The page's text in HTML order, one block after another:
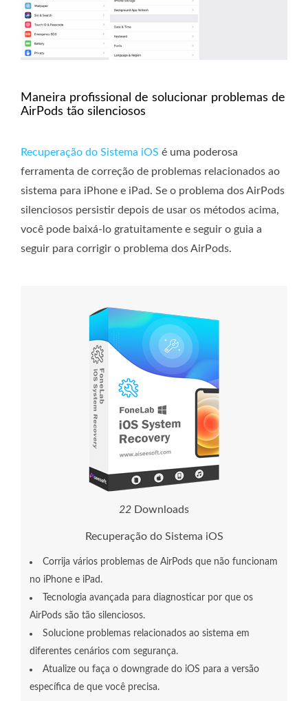
Maneira profissional de solucionar problemas de
AirPods tão silenciosos
Recuperação do Sistema iOS é uma poderosa
ferramenta de correção de problemas relacionados ao
sistema para iPhone e iPad. Se o problema dos AirPods
silenciosos persistir depois de usar os métodos acima,
você pode baixá-lo gratuitamente e seguir o guia a
seguir para corrigir o problema dos AirPods.
22 Downloads
Recuperação do Sistema iOS
Corrija vários problemas de AirPods que não funcionam
no iPhone e iPad.
Tecnologia avançada para diagnosticar por que os
AirPods são tão silenciosos.
Solucione problemas relacionados ao sistema em
diferentes cenários com segurança.
Atualize ou faça o downgrade do iOS para a versão
específica de que você precisa.